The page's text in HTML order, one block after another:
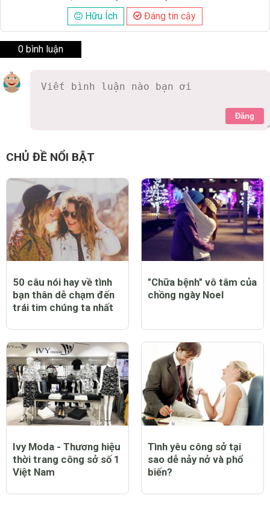
Hữu Ích
Đáng tin cậy
0 bình luận
Đăng
CHỦ ĐỀ NỔI BẬT
50 câu nói hay về tình
bạn thân dễ chạm đến
trái tim chúng ta nhất
"Chữa bệnh" vô tâm của
chồng ngày Noel
Ivy Moda - Thương hiệu
thời trang công sở số 1
Việt Nam
Tình yêu công sở tại
sao dễ nảy nở và phổ
biến?